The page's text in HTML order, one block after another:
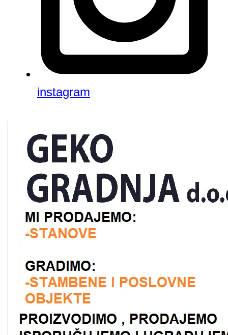
instagram